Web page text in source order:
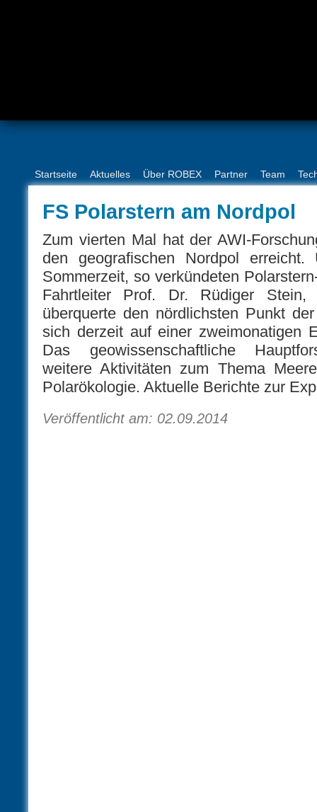
Startseite Aktuelles Über ROBEX Partner Team
FS Polarstern am Nordpol
Zum vierten Mal hat der AWI-
den geografischen Nordpol erreicht.
Sommerzeit, so verkündeten
Fahrtleiter Prof. Dr. Rüdiger
überquerte den nördlichsten Punkt
sich derzeit auf einer zweimonatigen
Das geowissenschaftliche
weitere Aktivitäten zum Thema
Polarökologie. Aktuelle Berichte zur
Veröffentlicht am: 02.09.2014